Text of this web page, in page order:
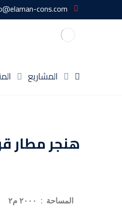
cons.com
المشاريع
هنجر مطار
المساحة : ٢٠٠٠ م٢